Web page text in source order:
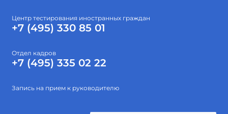
Центр тестирования иностранных граждан
+7 (495) 330 85 01
Отдел кадров
+7 (495) 335 02 22
Запись на прием к руководителю